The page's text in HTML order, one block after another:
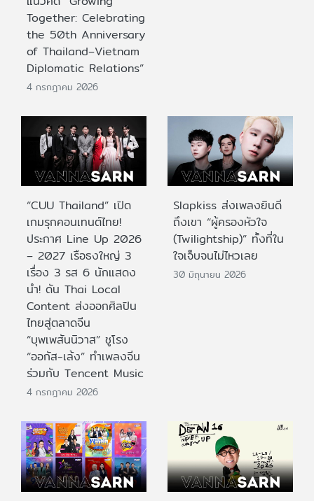
Together: Celebrating
the 50th Anniversary
of Thailand–Vietnam
Diplomatic Relations”
4 กรกฎาคม 2026
“CUU Thailand” เปิด
เกมรุกคอนเทนต์ไทย!
ประกาศ Line Up 2026
– 2027 เรือธงใหญ่ 3
เรื่อง 3 รส 6 นักแสดง
นำ! ดัน Thai Local
Content ส่งออกศิลปิน
ไทยสู่ตลาดจีน
“บุพเพสันนิวาส” ชูโรง
“ออกัส-เล้ง” ทำเพลงจีน
ร่วมกับ Tencent Music
4 กรกฎาคม 2026
Slapkiss ส่งเพลงยินดี
ถึงเขา “ผู้ครองหัวใจ
(Twilightship)” ทั้งที่ใน
ใจเจ็บจนไม่ไหวเลย
30 มิถุนายน 2026